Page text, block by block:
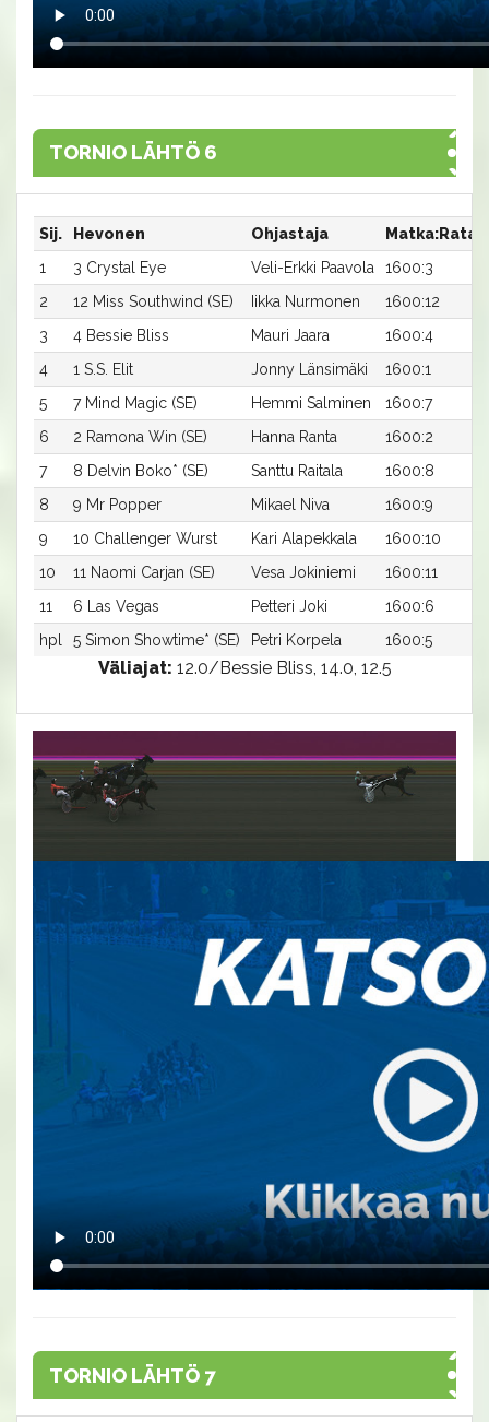
TORNIO LÄHTÖ 6
Sij. Hevonen Ohjastaja Matka:Rata
1
3 Crystal Eye Veli-Erkki Paavola 1600:3
2
12 Miss Southwind (SE) Iikka Nurmonen 1600:12
3
4 Bessie Bliss Mauri Jaara 1600:4
4
1 S.S. Elit Jonny Länsimäki 1600:1
5
7 Mind Magic (SE) Hemmi Salminen 1600:7
6
2 Ramona Win (SE) Hanna Ranta 1600:2
7
8 Delvin Boko* (SE) Santtu Raitala 1600:8
8
9 Mr Popper Mikael Niva 1600:9
9
10 Challenger Wurst Kari Alapekkala 1600:10
10
11 Naomi Carjan (SE) Vesa Jokiniemi 1600:11
11
6 Las Vegas Petteri Joki 1600:6
hpl
5 Simon Showtime* (SE) Petri Korpela 1600:5
Väliajat: 12.0/Bessie Bliss, 14.0, 12.5
TORNIO LÄHTÖ 7